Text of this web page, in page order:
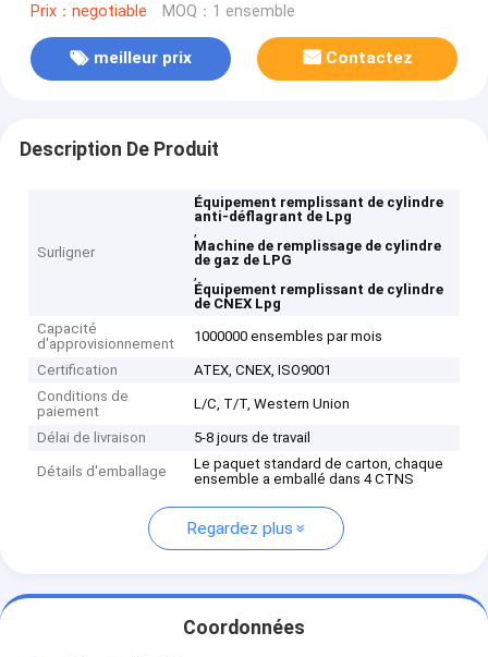
Prix：negotiable MOQ：1 ensemble
meilleur prix Contactez
Description De Produit
Surligner
Équipement remplissant de cylindre
anti-déflagrant de Lpg
,
Machine de remplissage de cylindre
de gaz de LPG
,
Équipement remplissant de cylindre
de CNEX Lpg
Capacité
d'approvisionnement
1000000 ensembles par mois
Certification
ATEX, CNEX, ISO9001
Conditions de
paiement
L/C, T/T, Western Union
Délai de livraison 5-8 jours de travail
Détails d'emballage
Le paquet standard de carton, chaque
ensemble a emballé dans 4 CTNS
Regardez plus
Coordonnées